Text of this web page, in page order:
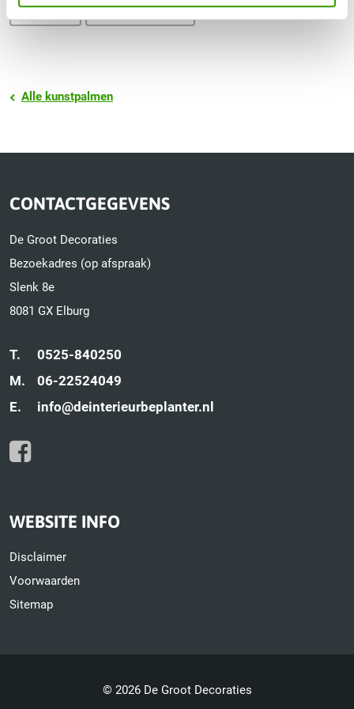
Areca Kunstpalmen
Alle kunstpalmen
CONTACTGEGEVENS
De Groot Decoraties
Bezoekadres (op afspraak)
Slenk 8e
8081 GX Elburg
T.
0525-840250
M.
06-22524049
E.
info@deinterieurbeplanter.nl
WEBSITE INFO
Disclaimer
Voorwaarden
Sitemap
© 2026 De Groot Decoraties